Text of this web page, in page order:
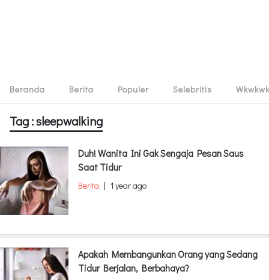
Beranda Berita Populer Selebritis Wkwkwk
Tag : sleepwalking
Duh! Wanita Ini Gak Sengaja Pesan Saus
Saat Tidur
Berita | 1 year ago
Apakah Membangunkan Orang yang Sedang
Tidur Berjalan, Berbahaya?